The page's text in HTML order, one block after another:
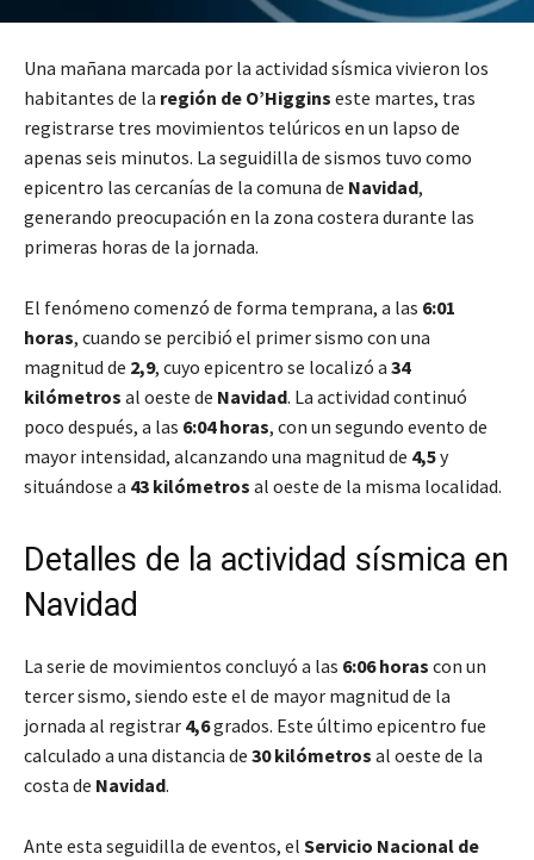
Una mañana marcada por la actividad sísmica vivieron los
habitantes de la región de O’Higgins este martes, tras
registrarse tres movimientos telúricos en un lapso de
apenas seis minutos. La seguidilla de sismos tuvo como
epicentro las cercanías de la comuna de Navidad,
generando preocupación en la zona costera durante las
primeras horas de la jornada.
El fenómeno comenzó de forma temprana, a las 6:01
horas, cuando se percibió el primer sismo con una
magnitud de 2,9, cuyo epicentro se localizó a 34
kilómetros al oeste de Navidad. La actividad continuó
poco después, a las 6:04 horas, con un segundo evento de
mayor intensidad, alcanzando una magnitud de 4,5y
situándose a 43 kilómetros al oeste de la misma localidad.
Detalles de la actividad sísmica en
Navidad
La serie de movimientos concluyó a las 6:06 horas con un
tercer sismo, siendo este el de mayor magnitud de la
jornada al registrar 4,6grados. Este último epicentro fue
calculado a una distancia de 30 kilómetros al oeste de la
costa de Navidad.
Ante esta seguidilla de eventos, el Servicio Nacional de